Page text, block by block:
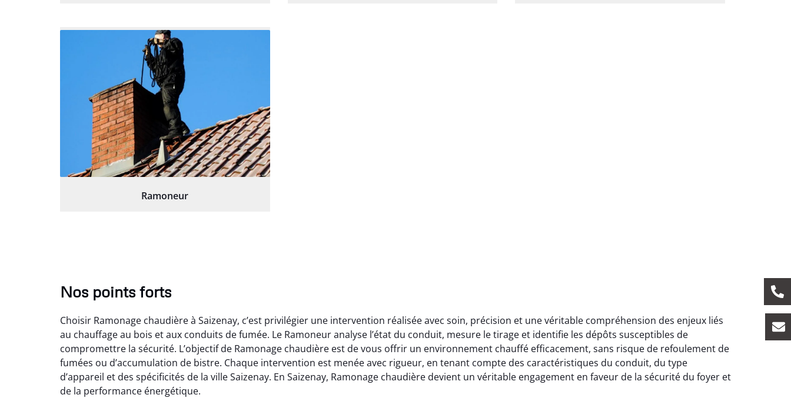
Ramoneur
Nos points forts
Choisir Ramonage chaudière à Saizenay, c’est privilégier une intervention réalisée avec soin, précision et une véritable compréhension des enjeux liés
au chauffage au bois et aux conduits de fumée. Le Ramoneur analyse l’état du conduit, mesure le tirage et identifie les dépôts susceptibles de
compromettre la sécurité. L’objectif de Ramonage chaudière est de vous offrir un environnement chauffé efficacement, sans risque de refoulement de
fumées ou d’accumulation de bistre. Chaque intervention est menée avec rigueur, en tenant compte des caractéristiques du conduit, du type
d’appareil et des spécificités de la ville Saizenay. En Saizenay, Ramonage chaudière devient un véritable engagement en faveur de la sécurité du foyer et
de la performance énergétique.